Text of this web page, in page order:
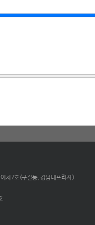
치7호(구갈동, 강남대프라자)